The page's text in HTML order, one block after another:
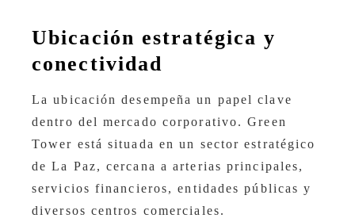
Ubicación estratégica y
conectividad
La ubicación desempeña un papel clave
dentro del mercado corporativo. Green
Tower está situada en un sector estratégico
de La Paz, cercana a arterias principales,
servicios financieros, entidades públicas y
diversos centros comerciales.